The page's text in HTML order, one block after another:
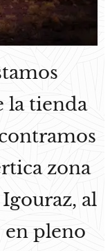
la tienda
zona
al
en pleno